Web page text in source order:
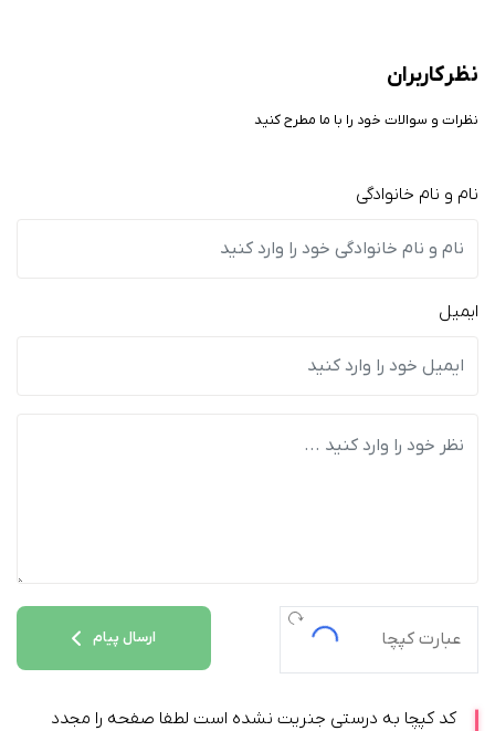
نظر کاربران
نظرات و سوالات خود را با ما مطرح کنید
نام و نام خانوادگی
ایمیل
ارسال پیام
کد کپچا به درستی جنریت نشده است لطفا صفحه را مجدد